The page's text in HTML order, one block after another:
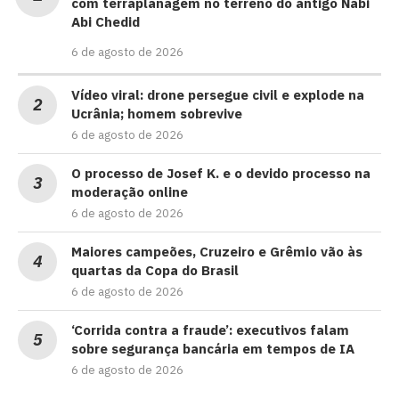
Abi Chedid
6 de agosto de 2026
Vídeo viral: drone persegue civil e explode na
Ucrânia; homem sobrevive
6 de agosto de 2026
O processo de Josef K. e o devido processo na
moderação online
6 de agosto de 2026
Maiores campeões, Cruzeiro e Grêmio vão às
quartas da Copa do Brasil
6 de agosto de 2026
‘Corrida contra a fraude’: executivos falam
sobre segurança bancária em tempos de IA
6 de agosto de 2026